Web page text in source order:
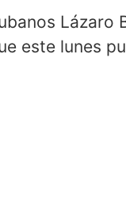
Lázaro
este lunes